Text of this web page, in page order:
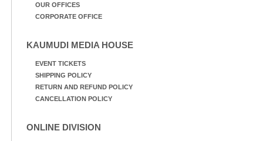
OUR OFFICES
CORPORATE OFFICE
KAUMUDI MEDIA HOUSE
EVENT TICKETS
SHIPPING POLICY
RETURN AND REFUND POLICY
CANCELLATION POLICY
ONLINE DIVISION